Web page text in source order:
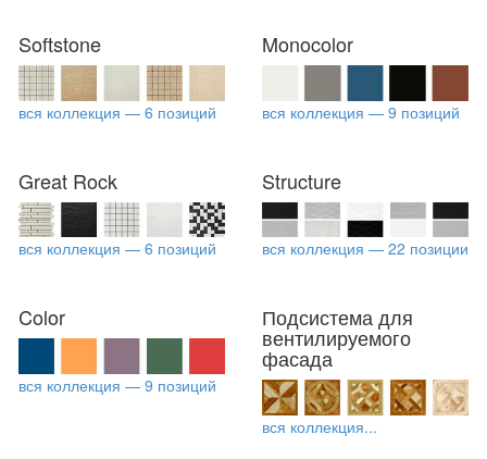
Softstone
вся коллекция — 6 позиций
Monocolor
вся коллекция — 9 позиций
Great Rock
вся коллекция — 6 позиций
Structure
вся коллекция — 22 позиции
Color
вся коллекция — 9 позиций
Подсистема для
вентилируемого
фасада
вся коллекция...